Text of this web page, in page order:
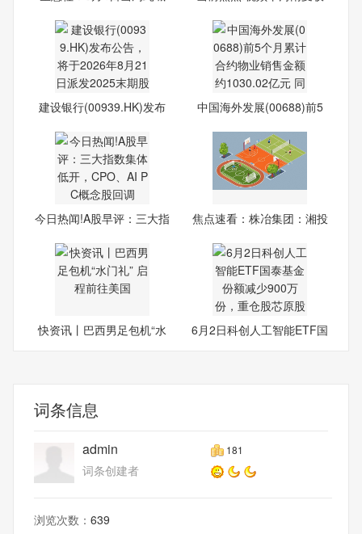
建设银行(00939.HK)发布
中国海外发展(00688)前5
今日热闻!A股早评：三大指
焦点速看：株冶集团：湘投
快资讯丨巴西男足包机“水
6月2日科创人工智能ETF国
词条信息
admin 181
词条创建者
浏览次数： 639